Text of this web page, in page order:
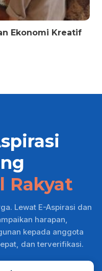
Ekonomi Kreatif
Rakyat
Lewat E-Aspirasi dan
harapan,
kepada anggota
dan terverifikasi.